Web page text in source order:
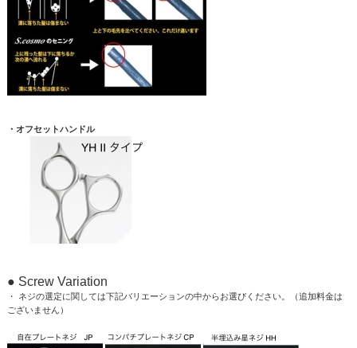
・オフセットハンドル
● Screw Variation
・ ネジの選定に関しては下記バリエーションの中からお選びください。（追加料金は
ございません）